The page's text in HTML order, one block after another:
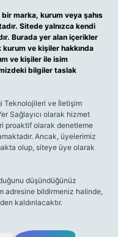
marka, kurum veya şahıs
Sitede yalnızca kendi
Burada yer alan içerikler
ve kişiler hakkında
ve kişiler ile isim
bilgiler taslak
Teknolojileri ve İletişim
Sağlayıcı olarak hizmet
proaktif olarak denetleme
Ancak, üyelerimiz
olup, siteye üye olarak
düşündüğünüz
adresine bildirmeniz halinde,
kaldırılacaktır.